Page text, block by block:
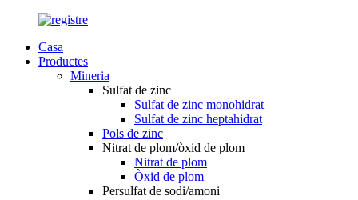
Casa
Productes
Mineria
Sulfat de zinc
Sulfat de zinc monohidrat
Sulfat de zinc heptahidrat
Pols de zinc
Nitrat de plom/òxid de plom
Nitrat de plom
Òxid de plom
Persulfat de sodi/amoni